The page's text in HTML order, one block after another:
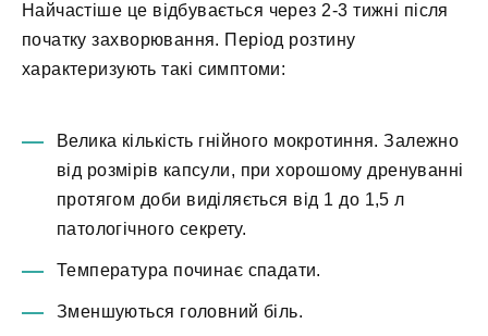
Найчастіше це відбувається через 2-3 тижні після
початку захворювання. Період розтину
характеризують такі симптоми:
Велика кількість гнійного мокротиння. Залежно
від розмірів капсули, при хорошому дренуванні
протягом доби виділяється від 1 до 1,5 л
патологічного секрету.
Температура починає спадати.
Зменшуються головний біль.